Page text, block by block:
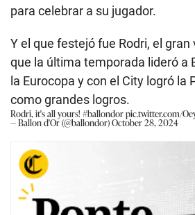
para celebrar a su jugador.
Y el que festejó fue Rodri, el gran
que la última temporada lideró a
la Eurocopa y con el City logró la
como grandes logros.
Rodri, it's all yours! #ballondorpic.twitter.com/
— Ballon d'Or (@ballondor)October 28, 2024